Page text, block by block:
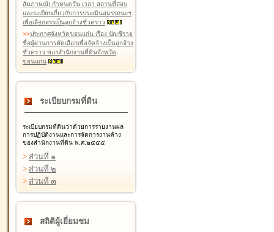
สัมภาษณ์) กำหนดวัน เวลา สถานที่สอบ
และระเบียบเกี่ยวกับการประเมินสมรรถนะฯ
เพื่อเลือกสรรเป็นลูกจ้างชั่วคราว
>>ประกาศจังหวัดขอนแก่น เรื่อง บัญชีราย
ชื่อผู้ผ่านการคัดเลือกเพื่อจัดจ้างเป็นลูกจ้าง
ชั่วคราว ของสำนักงานที่ดินจังหวัด
ขอนแก่น
ระเบียบกรมที่ดิน
ระเบียบกรมที่ดินว่าด้วยการรายงานผล
การปฏิบัติงานและการจัดการงานค้าง
ของสำนักงานที่ดิน พ.ศ.๒๕๕๕
> ส่วนที่ ๑
> ส่วนที่ ๒
> ส่วนที่ ๓
สถิติผู้เยี่ยมชม